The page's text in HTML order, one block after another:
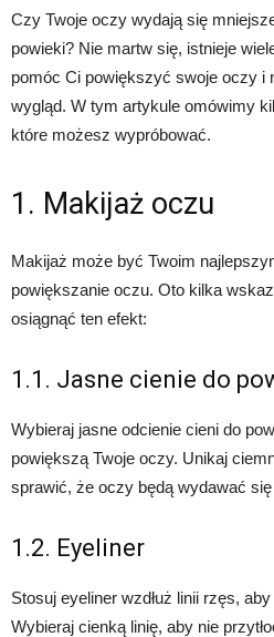
Czy Twoje oczy wydają się
powieki? Nie martw się, istnieje
pomóc Ci powiększyć swoje oczy i
wygląd. W tym artykule omówimy
które możesz wypróbować.
1. Makijaż oczu
Makijaż może być Twoim
powiększanie oczu. Oto kilka
osiągnąć ten efekt:
1.1. Jasne cienie do
Wybieraj jasne odcienie cieni do
powiększą Twoje oczy. Unikaj
sprawić, że oczy będą wydawać
1.2. Eyeliner
Stosuj eyeliner wzdłuż linii rzęs,
Wybieraj cienką linię, aby nie